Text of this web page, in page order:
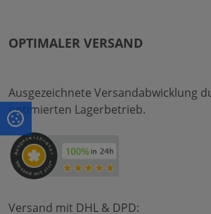
OPTIMALER VERSAND
Ausgezeichnete Versandabwicklung
optimierten Lagerbetrieb.
Versand mit DHL & DPD: